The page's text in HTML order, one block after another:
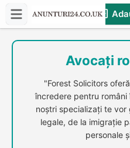
Avocați
"Forest Solicitors
încredere pentru români
noștri specializați te
legale, de la imigrație
personale